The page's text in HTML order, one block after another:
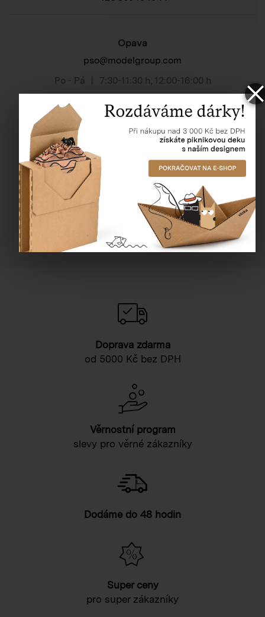
Opava
pso@modelgroup.com
Po - Pá
7:30-11:30 h 12:00-16:00 h
Praha
psp@modelgroup.com
Po - Pá
12:00-16:00 h
Dotazy k tomuto produktu
Doprava zdarma
od 5000 Kč bez DPH
Věrnostní program
slevy pro věrné zákazníky
Dodáme do 48 hodin
Super ceny
pro super zákazníky